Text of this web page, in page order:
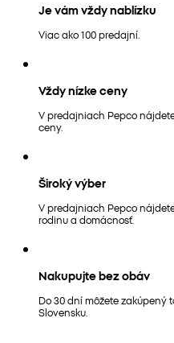
Je vám vždy nablízku
Viac ako 100 predajní.
Vždy nízke ceny
V predajniach Pepco
ceny.
Široký výber
V predajniach Pepco
rodinu a domácnosť.
Nakupujte bez obáv
Do 30 dní môžete zakúpený
Slovensku.